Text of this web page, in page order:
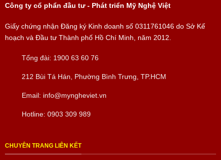
Mã đáo thành công đắp nổi phù điêu
Tranh mã đáo thành công(“Kỳ khai đắc thắng, mã đáo
tin) thành công”) vẽ một bầy ngựa gồm tám chú ngựa đang phi
thịnh vượng, đem lại nguồn tài lộc lớn nên chúng được coi là biểu
tượng mang lại tài lộc, sự phát đạt, nhanh nhạy và thăng tiến,
công, vì 8 con ngựa nên còn được gọi là
chữ “Phát” nên rất được ưu thích trong kinh doanh).Theo phong
Công ty cổ phẩn đầu tư - Phát triển Mỹ Nghệ Việt
Giấy chứng nhận Đăng ký Kinh doanh số 0311761046 do Sở Kế
hoạch và Đầu tư Thành phố Hồ Chí Minh, năm 2012.
Tổng đài: 1900 63 60 76
212 Bùi Tá Hán, Phường Bình Trưng, TP.HCM
Email: info@myngheviet.vn
Hotline:0903 309 989
CHUYÊN TRANG LIÊN KẾT